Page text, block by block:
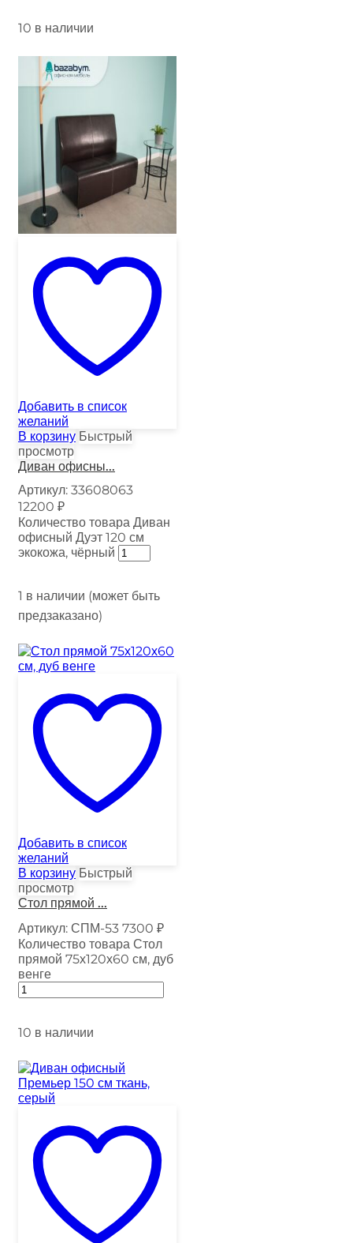
10 в наличии
Добавить в список
желаний
В корзину Быстрый
просмотр
Диван офисны...
Артикул: 33608063
12200 ₽
Количество товара Диван
офисный Дуэт 120 см
экокожа, чёрный
1 в наличии (может быть
предзаказано)
Добавить в список
желаний
В корзину Быстрый
просмотр
Стол прямой ...
Артикул: СПМ-53 7300 ₽
Количество товара Стол
прямой 75х120х60 см, дуб
венге
10 в наличии